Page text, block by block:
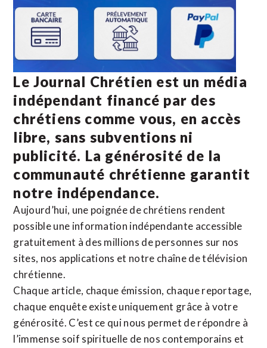
Le Journal Chrétien est un média
indépendant financé par des
chrétiens comme vous, en accès
libre, sans subventions ni
publicité. La générosité de la
communauté chrétienne garantit
notre indépendance.
Aujourd’hui, une poignée de chrétiens rendent
possible une information indépendante accessible
gratuitement à des millions de personnes sur nos
sites, nos applications et notre chaîne de télévision
chrétienne.
Chaque article, chaque émission, chaque reportage,
chaque enquête existe uniquement grâce à votre
générosité. C’est ce qui nous permet de répondre à
l’immense soif spirituelle de nos contemporains et